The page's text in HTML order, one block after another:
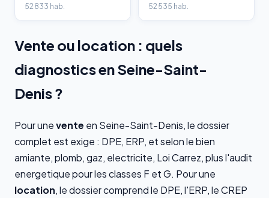
52 833 hab.
52 535 hab.
Vente ou location : quels
diagnostics en Seine-Saint-
Denis ?
Pour unevente en Seine-Saint-Denis, le dossier
complet est exige : DPE, ERP, et selon le bien
amiante, plomb, gaz, electricite, Loi Carrez, plus l'audit
energetique pour les classes F et G. Pour une
location, le dossier comprend le DPE, l'ERP, le CREP